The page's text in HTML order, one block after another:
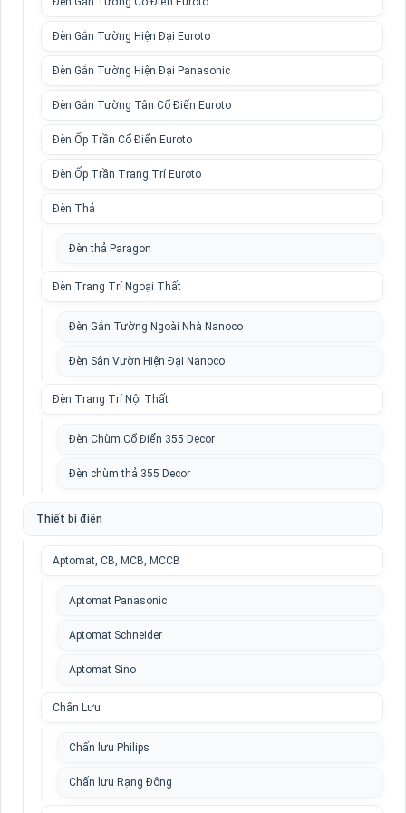
Đèn Gắn Tường Hiện Đại Euroto
Đèn Gắn Tường Hiện Đại Panasonic
Đèn Gắn Tường Tân Cổ Điển Euroto
Đèn Ốp Trần Cổ Điển Euroto
Đèn Ốp Trần Trang Trí Euroto
Đèn Thả
Đèn thả Paragon
Đèn Trang Trí Ngoại Thất
Đèn Gắn Tường Ngoài Nhà Nanoco
Đèn Sân Vườn Hiện Đại Nanoco
Đèn Trang Trí Nội Thất
Đèn Chùm Cổ Điển 355 Decor
Đèn chùm thả 355 Decor
Thiết bị điện
Aptomat, CB, MCB, MCCB
Aptomat Panasonic
Aptomat Schneider
Aptomat Sino
Chấn Lưu
Chấn lưu Philips
Chấn lưu Rạng Đông